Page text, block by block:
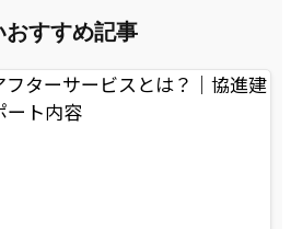
すすめ記事